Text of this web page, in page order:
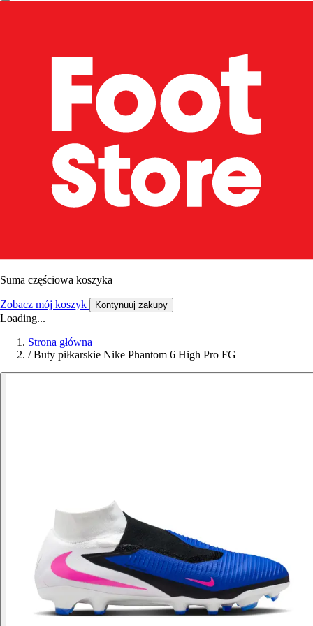
Suma częściowa koszyka
Zobacz mój koszyk Kontynuuj zakupy
Loading...
Strona główna
/ Buty piłkarskie Nike Phantom 6 High Pro FG